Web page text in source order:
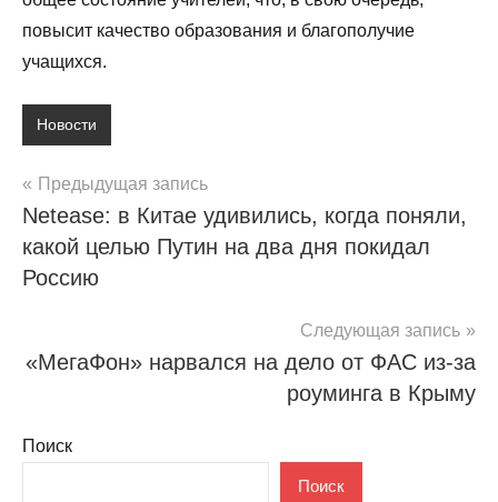
повысит качество образования и благополучие
учащихся.
Новости
Навигация
по
записям
Предыдущая запись
Netease: в Китае удивились, когда поняли,
какой целью Путин на два дня покидал
Россию
Следующая запись
«МегаФон» нарвался на дело от ФАС из-за
роуминга в Крыму
Поиск
Поиск